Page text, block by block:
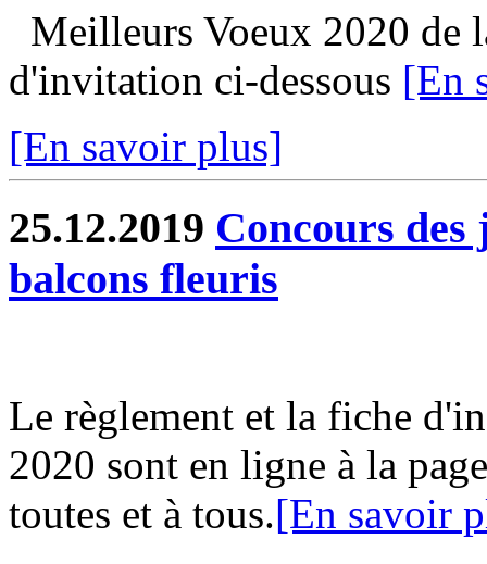
Meilleurs Voeux 2020
d'invitation ci-dessous [En
[En savoir plus]
25.12.2019 Concours
balcons fleuris
Le règlement et la fiche
2020 sont en ligne à la
toutes et à tous.[En savoir